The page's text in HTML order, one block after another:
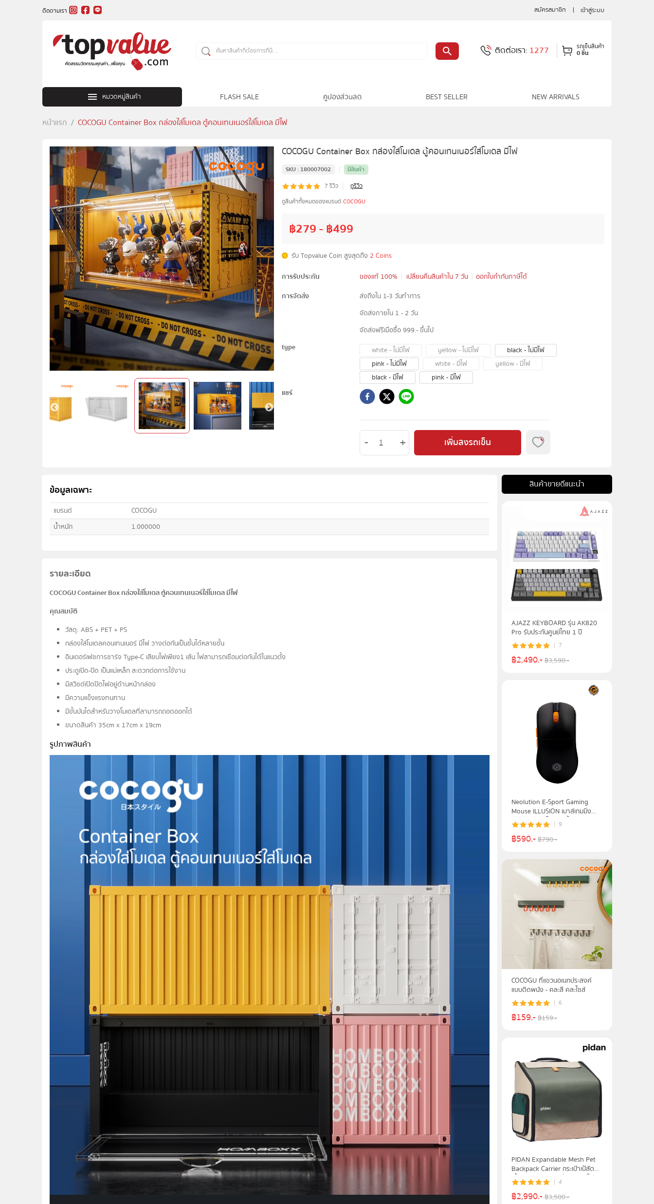
ติดตามเรา สมัครสมาชิก เข้าสู่ระบบ
หมวดหมู่สินค้า FLASH SALE คูปองส่วนลด BEST SELLER NEW ARRIVALS
ติดต่อเรา:1277 รถเข็นสินค้า
0 ชิ้น
หน้าแรก COCOGU Container Box กล่องใส่โมเดล ตู้คอนเทนเนอร์ใส่โมเดล มีไฟ
COCOGU Container Box กล่องใส่โมเดล ตู้คอนเทนเนอร์ใส่โมเดล มีไฟ
SKU : 180007002 |
มีสินค้า
7 รีวิว |
ดูรีวิว
ดูสินค้าทั้งหมดของแบรนด์ COCOGU
฿279- ฿499
รับ Topvalue Coin สูงสุดถึง 2 Coins
การรับประกัน
ของแท้ 100% เปลี่ยนคืนสินค้าใน 7 วัน
ออกใบกำกับภาษีได้
การจัดส่ง
ส่งถึงใน 1-3 วันทำการ
จัดส่งภายใน 1 - 2 วัน
จัดส่งฟรีเมื่อซื้อ 999.- ขึ้นไป
type
white - ไม่มีไฟ yellow - ไม่มีไฟ
black - ไม่มีไฟ
pink - ไม่มีไฟ
white - มีไฟ
yellow - มีไฟ
black - มีไฟ
pink - มีไฟ
แชร์
เพิ่มลงรถเข็น
ข้อมูลเฉพาะ
แบรนด์
COCOGU
น้ำหนัก
1.000000
รายละเอียด
COCOGU Container Box กล่องใส่โมเดล ตู้คอนเทนเนอร์ใส่โมเดล มีไฟ
คุณสมบัติ
วัสดุ: ABS + PET + PS
กล่องใส่โมเดลคอนเทนเนอร์ มีไฟ วางต่อกันเป็นชั้นได้หลายชั้น
อินเตอร์เฟซการชาร์จ Type-C เสียบไฟเพียง1 เส้น ไฟสามารถเชื่อมต่อกันได้ในแนวตั้ง
ประตูเปิด-ปิด เป็นแม่เหล็ก สะดวกต่อการใช้งาน
มีสวิชต์เปิดปิดไฟอยู่ด้านหน้ากล่อง
มีความแข็งแรงทนทาน
มีขั้นบันไดสำหรับวางโมเดลที่สามารถถอดออกได้
ขนาดสินค้า 35cm x 17cm x 19cm
รูปภาพสินค้า
สินค้าขายดีแนะนำ
AJAZZ KEYBOARD รุ่น AK820
Pro รับประกันศูนย์ไทย 1 ปี
7
฿2,490.-฿3,590.-
Neolution E-Sport Gaming
Mouse ILLUSION เมาส์เกมมิ่ง
เมาส์เล่นเกมส์ไร้สาย น้ำหนักเบา
9
฿590.-฿790.-
COCOGU ที่แขวนอเนกประสงค์
แบบติดพนัง - คละสี คละไซส์
6
฿159.-฿159.-
PIDAN Expandable Mesh Pet
Backpack Carrier กระเป๋าเป้สัตว์
เลี้ยงแบบขยายเป็นที่อยู่อาศัยได้
รุ่น EX-PETHUT
4
฿2,990.-฿3,500.-